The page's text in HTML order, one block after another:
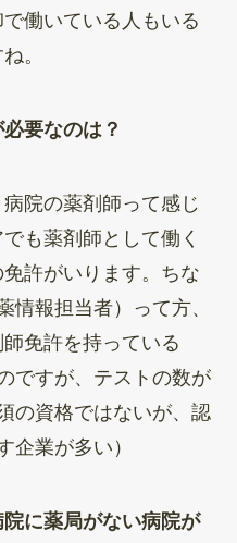
で働いている人もいる
。
要なのは？
院の薬剤師って感じ
も薬剤師として働く
許がいります。ちな
情報担当者）って方、
免許を持っている
ですが、テストの数が
の資格ではないが、認
企業が多い）
に薬局がない病院が